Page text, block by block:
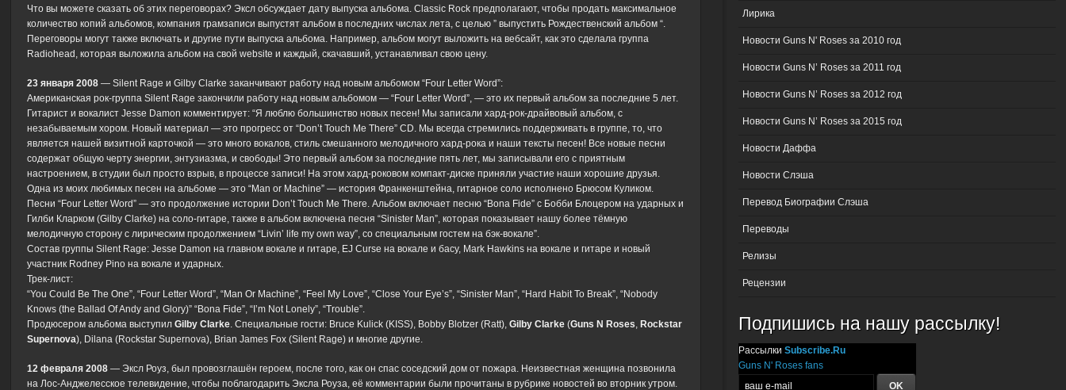
Что вы можете сказать об этих переговорах? Эксл обсуждает дату выпуска альбома. Classic Rock предполагают, чтобы продать максимальное
количество копий альбомов, компания грамзаписи выпустят альбом в последних числах лета, с целью ” выпустить Рождественский альбом “.
Переговоры могут также включать и другие пути выпуска альбома. Например, альбом могут выложить на вебсайт, как это сделала группа
Radiohead, которая выложила альбом на свой website и каждый, скачавший, устанавливал свою цену.
23 января 2008 — Silent Rage и Gilby Clarke заканчивают работу над новым альбомом “Four Letter Word”:
Американская рок-группа Silent Rage закончили работу над новым альбомом — “Four Letter Word”, — это их первый альбом за последние 5 лет.
Гитарист и вокалист Jesse Damon комментирует: “Я люблю большинство новых песен! Мы записали хард-рок-драйвовый альбом, с
незабываемым хором. Новый материал — это прогресс от “Don’t Touch Me There” CD. Мы всегда стремились поддерживать в группе, то, что
является нашей визитной карточкой — это много вокалов, стиль смешанного мелодичного хард-рока и наши тексты песен! Все новые песни
содержат общую черту энергии, энтузиазма, и свободы! Это первый альбом за последние пять лет, мы записывали его с приятным
настроением, в студии был просто взрыв, в процессе записи! На этом хард-роковом компакт-диске приняли участие наши хорошие друзья.
Одна из моих любимых песен на альбоме — это “Man or Machine” — история Франкенштейна, гитарное соло исполнено Брюсом Куликом.
Песни “Four Letter Word” — это продолжение истории Don’t Touch Me There. Альбом включает песню “Bona Fide” с Бобби Блоцером на ударных и
Гилби Кларком (Gilby Clarke) на соло-гитаре, также в альбом включена песня “Sinister Man”, которая показывает нашу более тёмную
мелодичную сторону с лирическим продолжением “Livin’ life my own way”, со специальным гостем на бэк-вокале”.
Состав группы Silent Rage: Jesse Damon на главном вокале и гитаре, EJ Curse на вокале и басу, Mark Hawkins на вокале и гитаре и новый
участник Rodney Pino на вокале и ударных.
Трек-лист:
“You Could Be The One”, “Four Letter Word”, “Man Or Machine”, “Feel My Love”, “Close Your Eye’s”, “Sinister Man”, “Hard Habit To Break”, “Nobody
Knows (the Ballad Of Andy and Glory)” “Bona Fide”, “I’m Not Lonely”, “Trouble”.
Продюсером альбома выступилGilby Clarke . Специальные гости: Bruce Kulick (KISS), Bobby Blotzer (Ratt),Gilby Clarke (Guns N Roses Rockstar
Supernova), Dilana (Rockstar Supernova), Brian James Fox (Silent Rage) и многие другие.
12 февраля 2008 — Эксл Роуз, был провозглашён героем, после того, как он спас соседский дом от пожара. Неизвестная женщина позвонила
на Лос-Анджелесское телевидение, чтобы поблагодарить Эксла Роуза, её комментарии были прочитаны в рубрике новостей во вторник утром.
Лирика
Новости Guns N' Roses за 2010 год
Новости Guns N’ Roses за 2011 год
Новости Guns N’ Roses за 2012 год
Новости Guns N’ Roses за 2015 год
Новости Даффа
Новости Слэша
Перевод Биографии Слэша
Переводы
Релизы
Рецензии
Подпишись на нашу рассылку!
Рассылки Subscribe.Ru
Guns N' Roses fans